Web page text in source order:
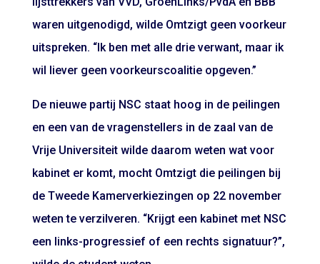
waren uitgenodigd, wilde Omtzigt geen voorkeur
uitspreken. “Ik ben met alle drie verwant, maar ik
wil liever geen voorkeurscoalitie opgeven.”
De nieuwe partij NSC staat hoog in de peilingen
en een van de vragenstellers in de zaal van de
Vrije Universiteit wilde daarom weten wat voor
kabinet er komt, mocht Omtzigt die peilingen bij
de Tweede Kamerverkiezingen op 22 november
weten te verzilveren. “Krijgt een kabinet met NSC
een links-progressief of een rechts signatuur?”,